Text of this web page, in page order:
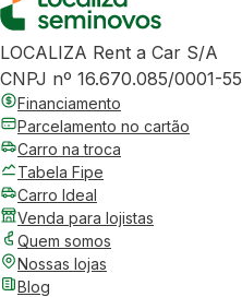
LOCALIZA Rent a Car S/A
CNPJ nº 16.670.085/0001-55
Financiamento
Parcelamento no cartão
Carro na troca
Tabela Fipe
Carro Ideal
Venda para lojistas
Quem somos
Nossas lojas
Blog